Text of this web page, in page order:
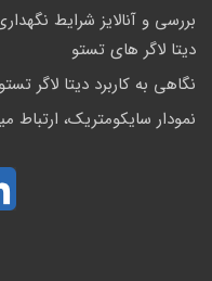
بررسی و آنالایز شرایط
دیتا لاگر های تستو
نگاهی به کاربرد دیتا لاگر
نمودار سایکومتریک،